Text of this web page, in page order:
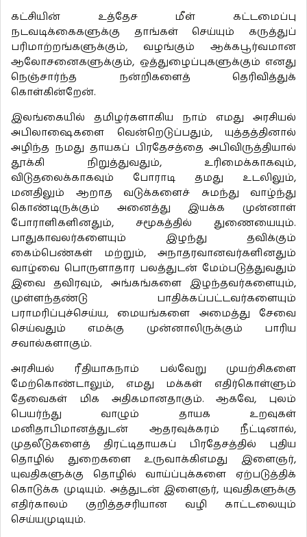
கட்சியின் உத்தேச மீள் கட்டமைப்பு
நடவடிக்கைகளுக்கு தாங்கள் செய்யும் கருத்துப்
பரிமாற்றங்களுக்கும், வழங்கும் ஆக்கபூர்வமான
ஆலோசனைகளுக்கும், ஒத்துழைப்புகளுக்கும் எனது
நெஞ்சார்ந்த நன்றிகளைத் தெரிவித்துக்
கொள்கின்றேன்.
இலங்கையில் தமிழர்களாகிய நாம் எமது அரசியல்
அபிலாஷைகளை வென்றெடுப்பதும், யுத்தத்தினால்
அழிந்த நமது தாயகப் பிரதேசத்தை அபிவிருத்தியால்
தூக்கி நிறுத்துவதும், உரிமைக்காகவும்,
விடுதலைக்காகவும் போராடி தமது உடலிலும்,
மனதிலும் ஆறாத வடுக்களைச் சுமந்து வாழ்ந்து
கொண்டிருக்கும் அனைத்து இயக்க முன்னாள்
போராளிகளினதும், சமூகத்தில் துணையையும்.
பாதுகாவலர்களையும் இழந்து தவிக்கும்
கைம்பெண்கள் மற்றும், அநாதரவானவர்களினதும்
வாழ்வை பொருளாதார பலத்துடன் மேம்படுத்துவதும்
இவை தவிரவும், அங்கங்களை இழந்தவர்களையும்,
முள்ளந்தண்டு பாதிக்கப்பட்டவர்களையும்
பராமரிப்புச்செய்ய, மையங்களை அமைத்து சேவை
செய்வதும் எமக்கு முன்னாலிருக்கும் பாரிய
சவால்களாகும்.
அரசியல் ரீதியாகநாம் பல்வேறு முயற்சிகளை
மேற்கொண்டாலும், எமது மக்கள் எதிர்கொள்ளும்
தேவைகள் மிக அதிகமானதாகும். ஆகவே, புலம்
பெயர்ந்து வாழும் தாயக உறவுகள்
மனிதாபிமானத்துடன் ஆதரவுக்கரம் நீட்டினால்,
முதலீடுகளைத் திரட்டிதாயகப் பிரதேசத்தில் புதிய
தொழில் துறைகளை உருவாக்கிஎமது இளைஞர்,
யுவதிகளுக்கு தொழில் வாய்ப்புக்களை ஏற்படுத்திக்
கொடுக்க முடியும். அத்துடன் இளைஞர், யுவதிகளுக்கு
எதிர்காலம் குறித்தசரியான வழி காட்டலையும்
செய்யமுடியும்.